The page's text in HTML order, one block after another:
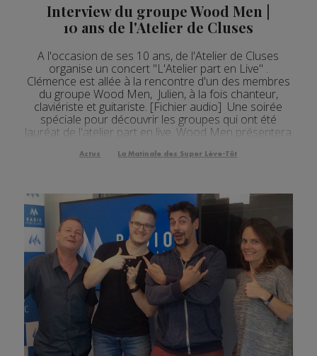
Interview du groupe Wood Men |
10 ans de l'Atelier de Cluses
A l'occasion de ses 10 ans, de l'Atelier de Cluses
organise un concert "L'Atelier part en Live" .
Clémence est allée à la rencontre d'un des membres
du groupe Wood Men, Julien, à la fois chanteur,
claviériste et guitariste. [Fichier audio] Une soirée
spéciale pour découvrir les groupes qui ont été
lauréat de l'atelier part en live. Wood Men présentera
Actus La Matinale des Super Lève-Tôt